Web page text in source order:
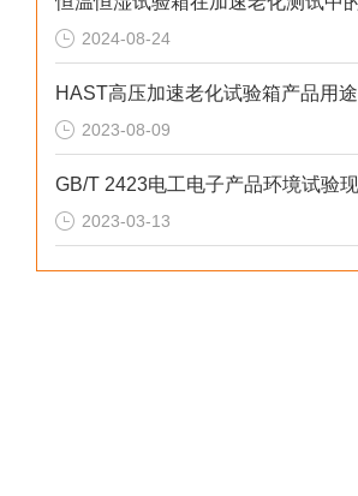
2024-08-24
HAST高压加速老化试验箱产品用途
2023-08-09
2023-03-13